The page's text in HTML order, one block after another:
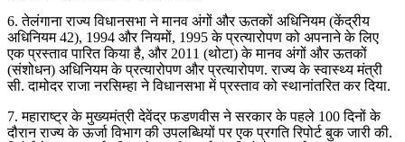
6. तेलंगाना राज्य विधानसभा ने मानव अंगों और ऊतकों अधिनियम (केंद्रीय
अधिनियम 42), 1994 और नियमों, 1995 के प्रत्यारोपण को अपनाने के लिए
एक प्रस्ताव पारित किया है, और 2011 (थोटा) के मानव अंगों और ऊतकों
(संशोधन) अधिनियम के प्रत्यारोपण और प्रत्यारोपण. राज्य के स्वास्थ्य मंत्री
सी. दामोदर राजा नरसिम्हा ने विधानसभा में प्रस्ताव को स्थानांतरित कर दिया.
7. महाराष्ट्र के मुख्यमंत्री देवेंद्र फडणवीस ने सरकार के पहले 100 दिनों के
दौरान राज्य के ऊर्जा विभाग की उपलब्धियों पर एक प्रगति रिपोर्ट बुक जारी की.